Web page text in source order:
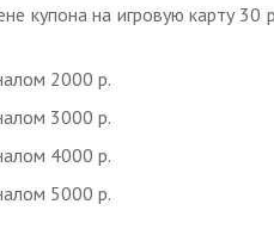
купона на игровую карту 30
2000 р.
3000 р.
4000 р.
5000 р.